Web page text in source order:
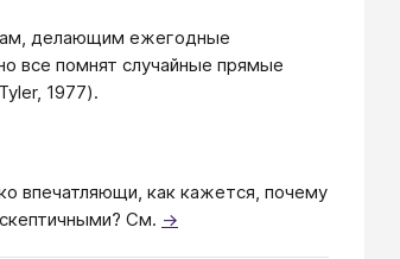
делающим ежегодные
все помнят случайные прямые
1977).
впечатляющи, как кажется, почему
См. →